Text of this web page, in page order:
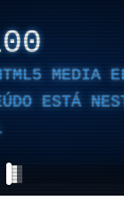
MEDIA
ESTÁ